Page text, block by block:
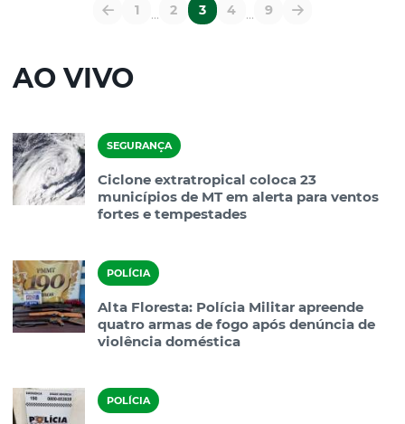
1 ... 2 3 4 ... 9
AO VIVO
SEGURANÇA
Ciclone extratropical coloca 23
municípios de MT em alerta para ventos
fortes e tempestades
POLÍCIA
Alta Floresta: Polícia Militar apreende
quatro armas de fogo após denúncia de
violência doméstica
POLÍCIA